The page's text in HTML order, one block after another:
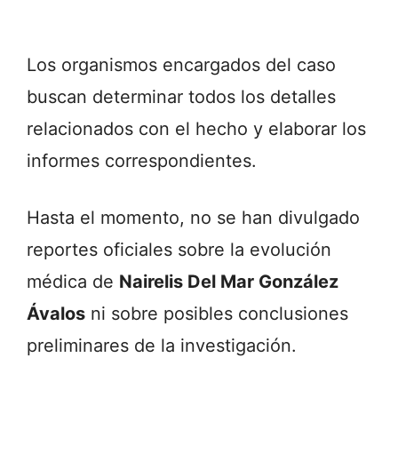
Los organismos encargados del caso
buscan determinar todos los detalles
relacionados con el hecho y elaborar los
informes correspondientes.
Hasta el momento, no se han divulgado
reportes oficiales sobre la evolución
médica de Nairelis Del Mar González
Ávalos ni sobre posibles conclusiones
preliminares de la investigación.